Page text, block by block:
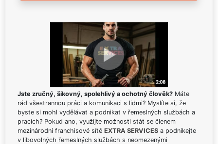
Jste zručný, šikovný, spolehlivý a ochotný člověk? Máte
rád všestrannou práci a komunikaci s lidmi? Myslíte si, že
byste si mohl vydělávat a podnikat v řemeslných službách a
pracích? Pokud ano, využijte možnosti stát se členem
mezinárodní franchisové sítě EXTRA SERVICES a podnikejte
v libovolných řemeslných službách s neomezenými